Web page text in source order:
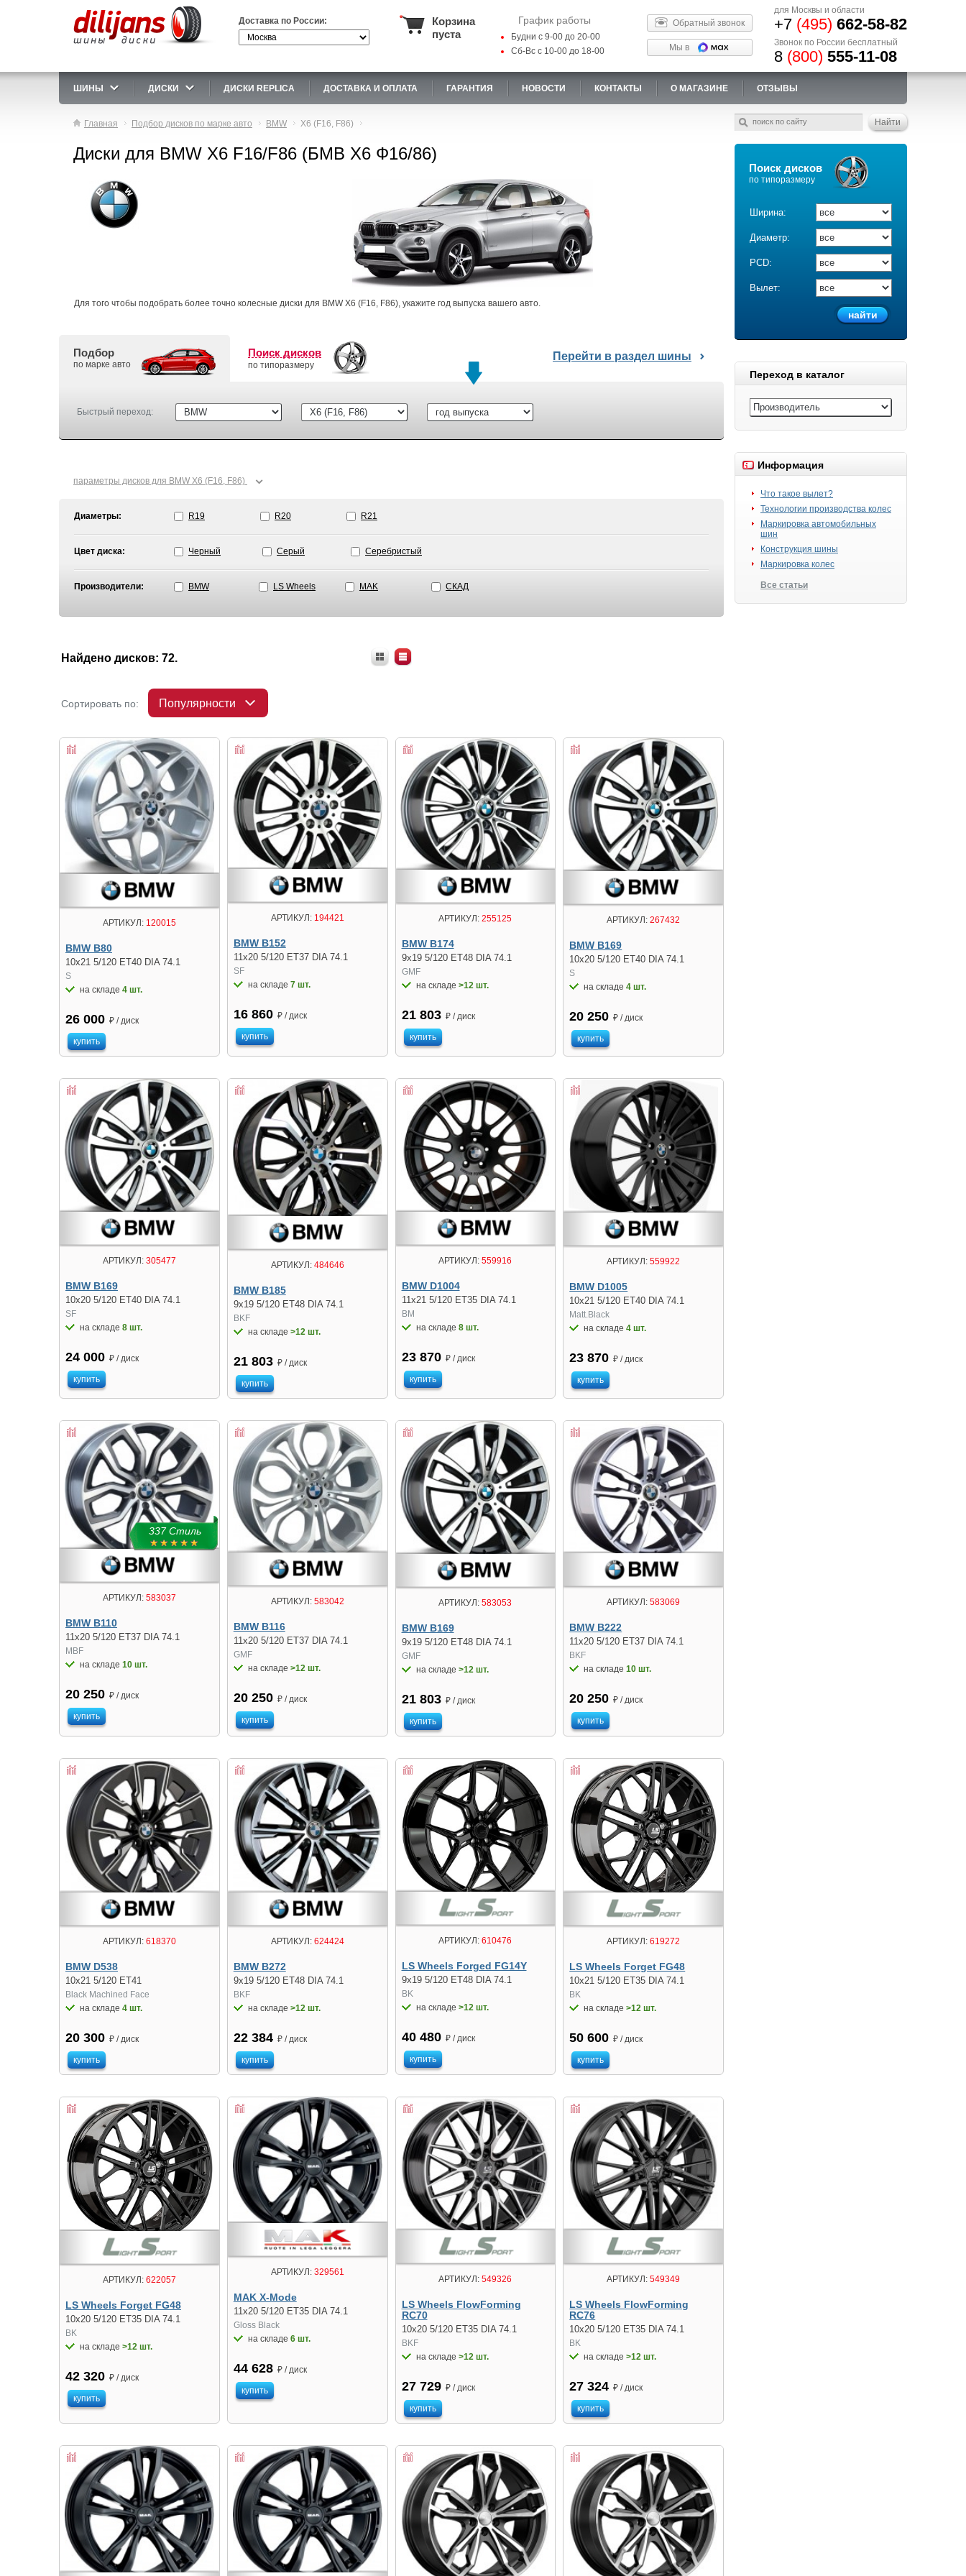
Доставка по России:
Корзина
пуста
График работы
Будни с 9-00 до 20-00
Сб-Вс с 10-00 до 18-00
Обратный звонок
Мы в
для Москвы и области
+7 (495) 662-58-82
Звонок по России бесплатный
8 (800) 555-11-08
ШИНЫ ДИСКИ ДИСКИ REPLICA ДОСТАВКА И ОПЛАТА ГАРАНТИЯ НОВОСТИ КОНТАКТЫ О МАГАЗИНЕ ОТЗЫВЫ
Главная Подбор дисков по марке авто BMW X6 (F16, F86)
Поиск дисков
по типоразмеру
Ширина:
Диаметр:
PCD:
Вылет:
Переход в каталог
Информация
Что такое вылет?
Технологии производства колес
Маркировка автомобильных
шин
Конструкция шины
Маркировка колес
Все статьи
Диски для BMW X6 F16/F86 (БМВ Х6 Ф16/86)
Для того чтобы подобрать более точно колесные диски для BMW X6 (F16, F86), укажите год выпуска вашего авто.
Перейти в раздел шины
Подбор
по марке авто
Поиск дисков
по типоразмеру
Быстрый переход:
параметры дисков для BMW X6 (F16, F86) ⌄
Диаметры: R19 R20 R21
Цвет диска: Черный Серый Серебристый
Производители: BMW LS Wheels MAK СКАД
Найдено дисков: 72.
Сортировать по: Популярности
АРТИКУЛ:120015
BMW B80
10x21 5/120 ET40 DIA 74.1
S
на складе 4 шт.
26 000 ₽ / диск
купить
АРТИКУЛ:194421
BMW B152
11x20 5/120 ET37 DIA 74.1
SF
на складе 7 шт.
16 860 ₽ / диск
купить
АРТИКУЛ: 255125
BMW B174
9x19 5/120 ET48 DIA 74.1
GMF
на складе >12 шт.
21 803 ₽ / диск
купить
АРТИКУЛ: 267432
BMW B169
10x20 5/120 ET40 DIA 74.1
S
на складе4 шт.
20 250 ₽ / диск
купить
АРТИКУЛ:305477
BMW B169
10x20 5/120 ET40 DIA 74.1
SF
на складе 8 шт.
24 000 ₽ / диск
купить
АРТИКУЛ:484646
BMW B185
9x19 5/120 ET48 DIA 74.1
BKF
на складе >12 шт.
21 803 ₽ / диск
купить
АРТИКУЛ: 559916
BMW D1004
11x21 5/120 ET35 DIA 74.1
BM
на складе 8 шт.
23 870 ₽ / диск
купить
АРТИКУЛ: 559922
BMW D1005
10x21 5/120 ET40 DIA 74.1
Matt.Black
на складе4 шт.
23 870 ₽ / диск
купить
АРТИКУЛ:583037
337 Стиль
BMW B110
11x20 5/120 ET37 DIA 74.1
MBF
на складе 10 шт.
20 250 ₽ / диск
купить
АРТИКУЛ:583042
BMW B116
11x20 5/120 ET37 DIA 74.1
GMF
на складе >12 шт.
20 250 ₽ / диск
купить
АРТИКУЛ: 583053
BMW B169
9x19 5/120 ET48 DIA 74.1
GMF
на складе >12 шт.
21 803 ₽ / диск
купить
АРТИКУЛ: 583069
BMW B222
11x20 5/120 ET37 DIA 74.1
BKF
на складе10 шт.
20 250 ₽ / диск
купить
АРТИКУЛ:618370
BMW D538
10x21 5/120 ET41
Black Machined Face
на складе 4 шт.
20 300 ₽ / диск
купить
АРТИКУЛ:624424
BMW B272
9x19 5/120 ET48 DIA 74.1
BKF
на складе >12 шт.
22 384 ₽ / диск
купить
АРТИКУЛ: 610476
LS Wheels Forged FG14Y
9x19 5/120 ET48 DIA 74.1
BK
на складе >12 шт.
40 480 ₽ / диск
купить
АРТИКУЛ: 619272
LS Wheels Forget FG48
10x21 5/120 ET35 DIA 74.1
BK
на складе>12 шт.
50 600 ₽ / диск
купить
АРТИКУЛ:622057
LS Wheels Forget FG48
10x20 5/120 ET35 DIA 74.1
BK
на складе >12 шт.
42 320 ₽ / диск
купить
АРТИКУЛ:329561
MAK X-Mode
11x20 5/120 ET35 DIA 74.1
Gloss Black
на складе 6 шт.
44 628 ₽ / диск
купить
АРТИКУЛ: 549326
LS Wheels FlowForming
RC70
10x20 5/120 ET35 DIA 74.1
BKF
на складе >12 шт.
27 729 ₽ / диск
купить
АРТИКУЛ: 549349
LS Wheels FlowForming
RC76
10x20 5/120 ET35 DIA 74.1
BK
на складе>12 шт.
27 324 ₽ / диск
купить